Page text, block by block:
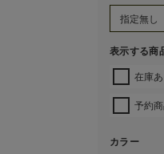
表示する商
在庫あ
予約
カラー